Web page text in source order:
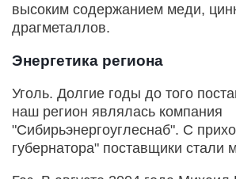
высоким содержанием меди,
драгметаллов.
Энергетика региона
Уголь. Долгие годы до того
наш регион являлась компания
"Сибирьэнергоуглеснаб". С
губернатора" поставщики стали